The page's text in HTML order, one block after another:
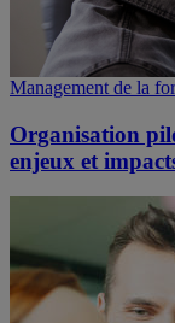
Management de la
Organisation
enjeux et